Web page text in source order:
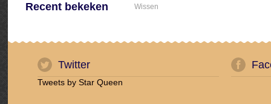
Recent bekeken Wissen
Twitter
Tweets by Star Queen